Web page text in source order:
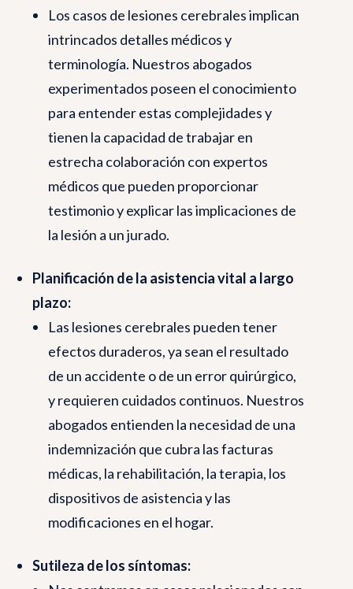
Los casos de lesiones cerebrales implican
intrincados detalles médicos y
terminología. Nuestros abogados
experimentados poseen el conocimiento
para entender estas complejidades y
tienen la capacidad de trabajar en
estrecha colaboración con expertos
médicos que pueden proporcionar
testimonio y explicar las implicaciones de
la lesión a un jurado.
Planificación de la asistencia vital a largo
plazo:
Las lesiones cerebrales pueden tener
efectos duraderos, ya sean el resultado
de un accidente o de un error quirúrgico,
y requieren cuidados continuos. Nuestros
abogados entienden la necesidad de una
indemnización que cubra las facturas
médicas, la rehabilitación, la terapia, los
dispositivos de asistencia y las
modificaciones en el hogar.
Sutileza de los síntomas: